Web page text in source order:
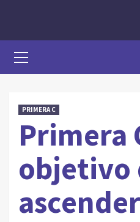
Menu
PRIMERA C
Primera
objetivo
ascender